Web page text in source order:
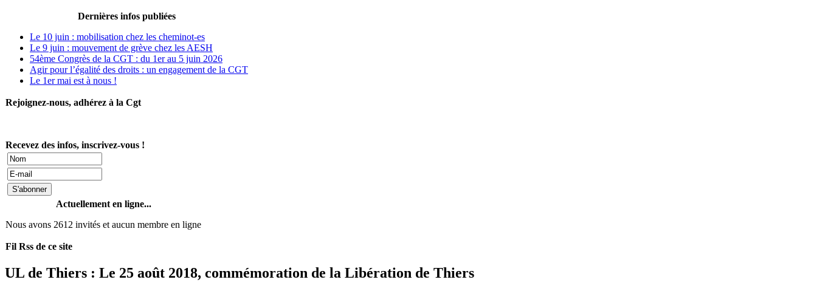
Dernières infos publiées
Le 10 juin : mobilisation chez les cheminot-es
Le 9 juin : mouvement de grève chez les AESH
54ème Congrès de la CGT : du 1er au 5 juin 2026
Agir pour l’égalité des droits : un engagement de la CGT
Le 1er mai est à nous !
Rejoignez-nous, adhérez à la Cgt
Recevez des infos, inscrivez-vous !
Actuellement en ligne...
Nous avons 2612 invités et aucun membre en ligne
Fil Rss de ce site
UL de Thiers : Le 25 août 2018, commémoration de la Libération de Thiers